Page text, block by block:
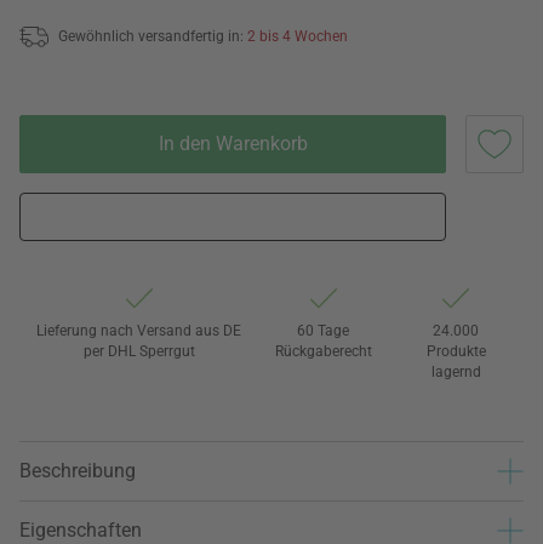
Gewöhnlich versandfertig in: 2 bis 4 Wochen
In den Warenkorb
Lieferung nach Versand aus DE
per DHL Sperrgut
60 Tage
Rückgaberecht
24.000
Produkte
lagernd
Beschreibung
Eigenschaften